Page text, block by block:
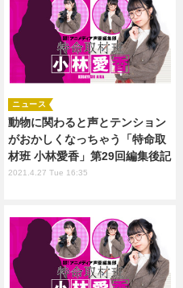
動物に関わると声とテンション
がおかしくなっちゃう「特命取
材班 小林愛香」第29回編集後記
ニュース
2021.4.27 Tue 16:35